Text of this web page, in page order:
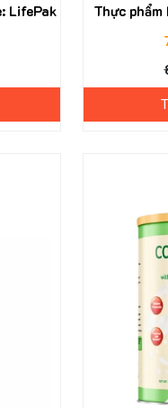
LifePak
Thực
Dinh